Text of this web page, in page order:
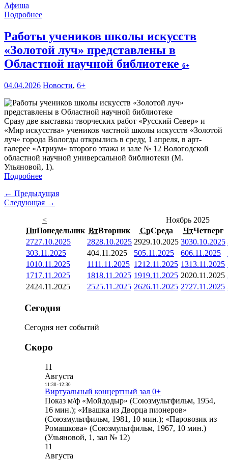
Афиша
Подробнее
Работы учеников школы искусств
«Золотой луч» представлены в
Областной научной библиотеке 6+
04.04.2026 Новости, 6+
Сразу две выставки творческих работ «Русский Север» и
«Мир искусства» учеников частной школы искусств «Золотой
луч» города Вологды открылись в среду, 1 апреля, в арт-
галерее «Атриум» второго этажа и зале № 12 Вологодской
областной научной универсальной библиотеки (М.
Ульяновой, 1).
Подробнее
← Предыдущая
Следующая →
<
Ноябрь 2025
ПнПонедельник ВтВторник СрСреда ЧтЧетверг
2727.10.2025 2828.10.2025 2929.10.2025 3030.10.2025
303.11.2025 404.11.2025 505.11.2025 606.11.2025
1010.11.2025 1111.11.2025 1212.11.2025 1313.11.2025
1717.11.2025 1818.11.2025 1919.11.2025 2020.11.2025
2424.11.2025 2525.11.2025 2626.11.2025 2727.11.2025
Сегодня
Сегодня нет событий
Скоро
11
Августа
11:30- 12:30
Виртуальный концертный зал 0+
Показ м/ф «Мойдодыр» (Союзмультфильм, 1954,
16 мин.); «Ивашка из Дворца пионеров»
(Союзмультфильм, 1981, 10 мин.); «Паровозик из
Ромашкова» (Союзмультфильм, 1967, 10 мин.)
(Ульяновой, 1, зал № 12)
11
Августа